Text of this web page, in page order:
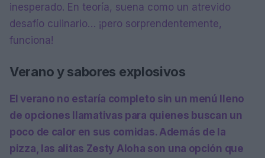
inesperado. En teoría, suena como un atrevido
desafío culinario… ¡pero sorprendentemente,
funciona!
Verano y sabores explosivos
El verano no estaría completo sin un menú lleno
de opciones llamativas para quienes buscan un
poco de calor en sus comidas. Además de la
pizza, las alitas Zesty Aloha son una opción que